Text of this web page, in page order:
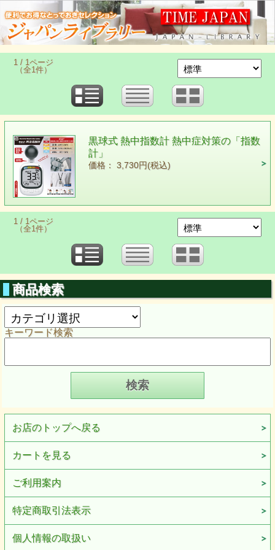
1 / 1ページ
（全1件）
黒球式 熱中指数計 熱中症対策の「指数
計」
価格： 3,730円(税込)
1 / 1ページ
（全1件）
商品検索
キーワード検索
お店のトップへ戻る
カートを見る
ご利用案内
特定商取引法表示
個人情報の取扱い